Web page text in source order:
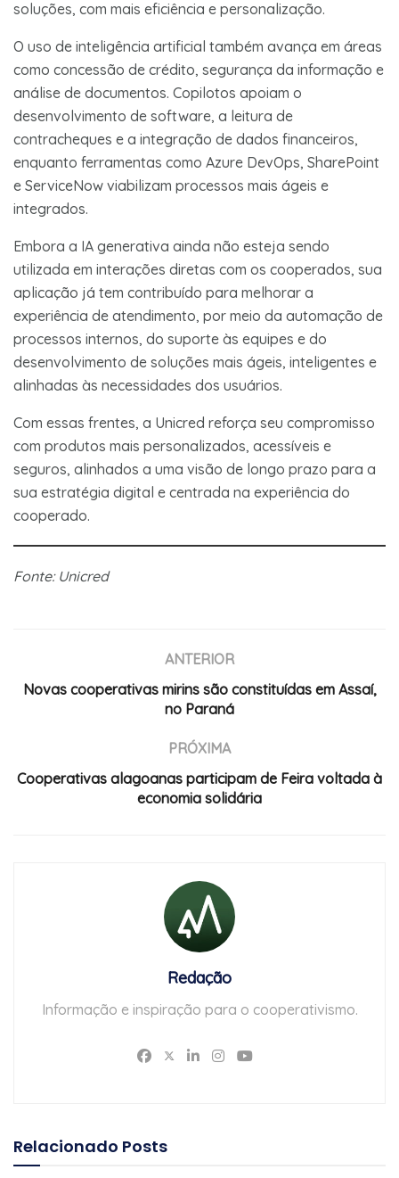
soluções, com mais eficiência e personalização.
O uso de inteligência artificial também avança em áreas
como concessão de crédito, segurança da informação e
análise de documentos. Copilotos apoiam o
desenvolvimento de software, a leitura de
contracheques e a integração de dados financeiros,
enquanto ferramentas como Azure DevOps, SharePoint
e ServiceNow viabilizam processos mais ágeis e
integrados.
Embora a IA generativa ainda não esteja sendo
utilizada em interações diretas com os cooperados, sua
aplicação já tem contribuído para melhorar a
experiência de atendimento, por meio da automação de
processos internos, do suporte às equipes e do
desenvolvimento de soluções mais ágeis, inteligentes e
alinhadas às necessidades dos usuários.
Com essas frentes, a Unicred reforça seu compromisso
com produtos mais personalizados, acessíveis e
seguros, alinhados a uma visão de longo prazo para a
sua estratégia digital e centrada na experiência do
cooperado.
Fonte: Unicred
ANTERIOR
Novas cooperativas mirins são constituídas em Assaí,
no Paraná
PRÓXIMA
Cooperativas alagoanas participam de Feira voltada à
economia solidária
Redação
Informação e inspiração para o cooperativismo.
Relacionado Posts